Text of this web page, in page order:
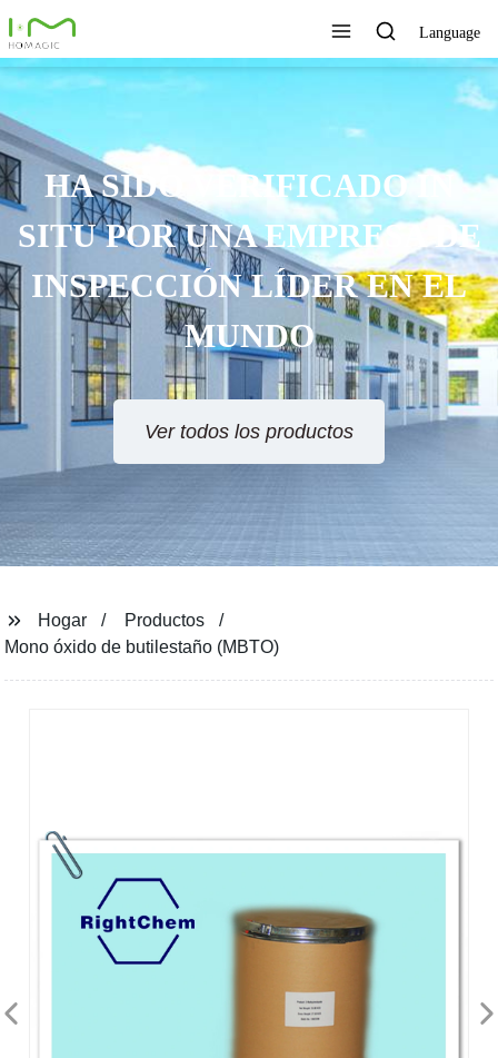
Language
HA SIDO VERIFICADO IN
SITU POR UNA EMPRESA DE
INSPECCIÓN LÍDER EN EL
MUNDO
Ver todos los productos
Hogar
Productos
Mono óxido de butilestaño (MBTO)